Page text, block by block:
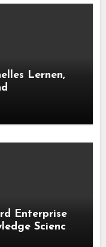
Lernen,
Enterprise
Science